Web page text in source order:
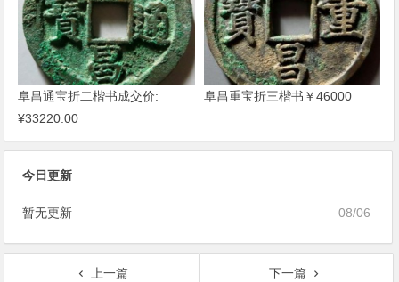
阜昌通宝折二楷书成交价:
¥33220.00
阜昌重宝折三楷书￥46000
今日更新
08/06
暂无更新
上一篇
下一篇